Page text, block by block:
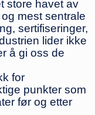
store havet av
mest sentrale
sertifiseringer,
lider ikke
å gi oss de
for
punkter som
før og etter